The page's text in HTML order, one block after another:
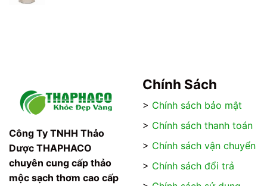
Công Ty TNHH Thảo
Dược THAPHACO
chuyên cung cấp thảo
mộc sạch thơm cao cấp
Chính Sách
> Chính sách bảo mật
> Chính sách thanh toán
> Chính sách vận chuyển
> Chính sách đổi trả